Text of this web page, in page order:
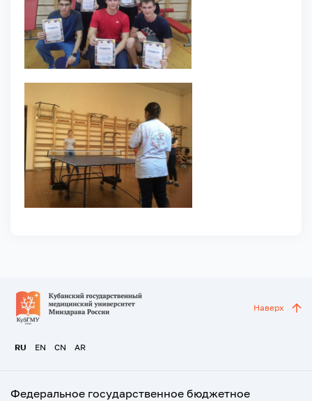
RU EN CN AR
Наверх
Федеральное государственное бюджетное